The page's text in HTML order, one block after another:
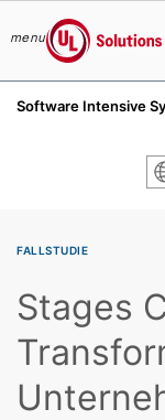
menu
UL Solutions
Software Intensive
FALLSTUDIE
Stages